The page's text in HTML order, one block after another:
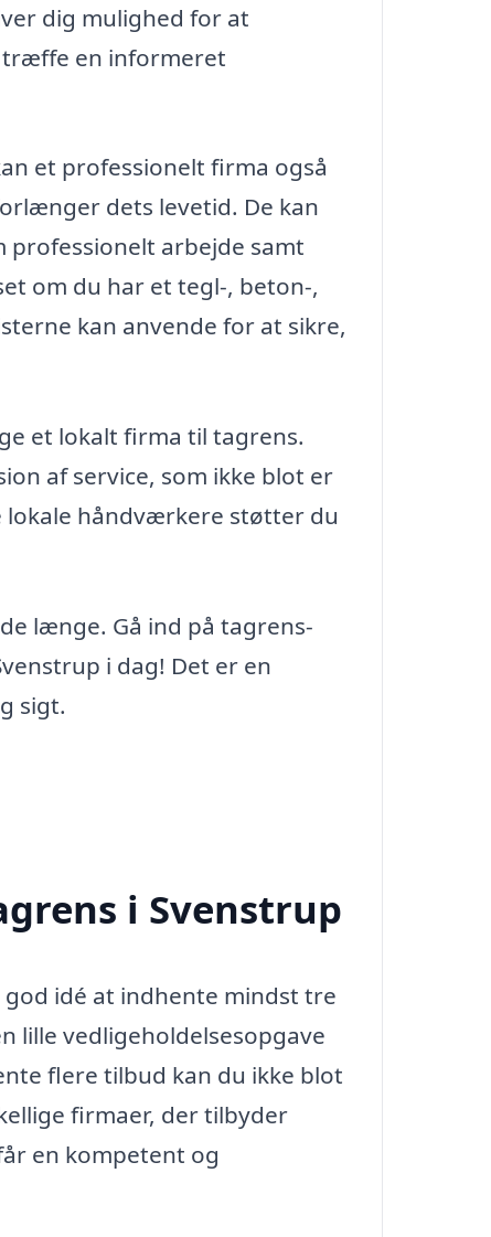
dig mulighed for at
træffe en informeret
et professionelt firma også
dets levetid. De kan
professionelt arbejde samt
om du har et tegl-, beton-,
kan anvende for at sikre,
et lokalt firma til tagrens.
af service, som ikke blot er
lokale håndværkere støtter du
længe. Gå ind på tagrens-
i dag! Det er en
sigt.
i Svenstrup
god idé at indhente mindst tre
lille vedligeholdelsesopgave
flere tilbud kan du ikke blot
firmaer, der tilbyder
en kompetent og